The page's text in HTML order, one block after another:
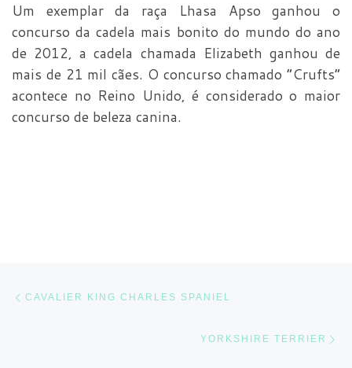
Um exemplar da raça Lhasa Apso ganhou o
concurso da cadela mais bonito do mundo do ano
de 2012, a cadela chamada Elizabeth ganhou de
mais de 21 mil cães. O concurso chamado “Crufts”
acontece no Reino Unido, é considerado o maior
concurso de beleza canina.
CAVALIER KING CHARLES SPANIEL
YORKSHIRE TERRIER